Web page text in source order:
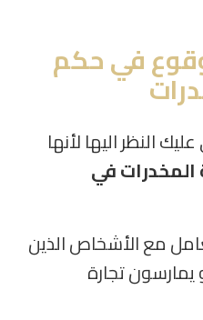
في حكم
النظر اليها لأنها
في
مع الأشخاص الذين
تجارة